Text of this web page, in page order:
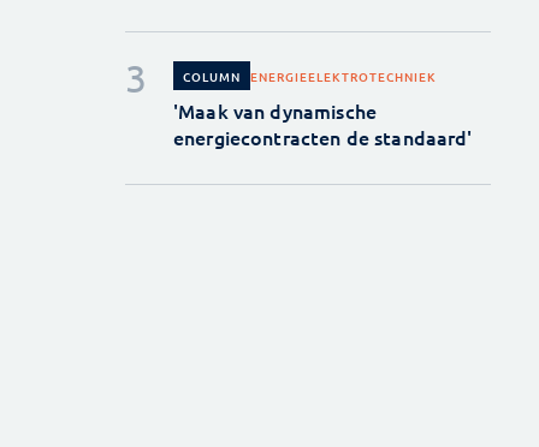
COLUMN ENERGIEELEKTROTECHNIEK
'Maak van dynamische
energiecontracten de standaard'